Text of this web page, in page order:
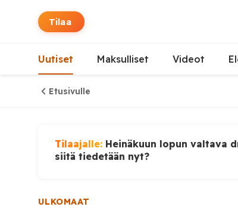
Tilaa
Uutiset Maksulliset Videot
Etusivulle
Tilaajalle: Heinäkuun lopun valtava
siitä tiedetään nyt?
ULKOMAAT